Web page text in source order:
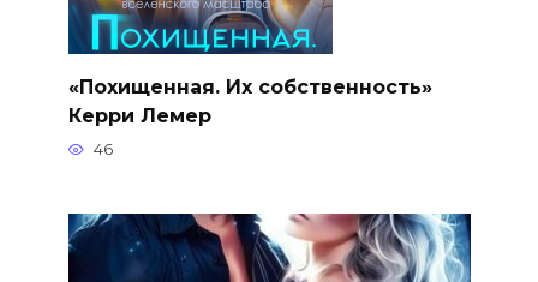
«Похищенная. Их собственность»
Керри Лемер
46